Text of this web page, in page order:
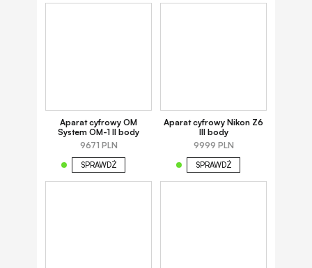
Aparat cyfrowy OM
System OM-1 II body
9671 PLN
SPRAWDŹ
Aparat cyfrowy Nikon Z6
III body
9999 PLN
SPRAWDŹ